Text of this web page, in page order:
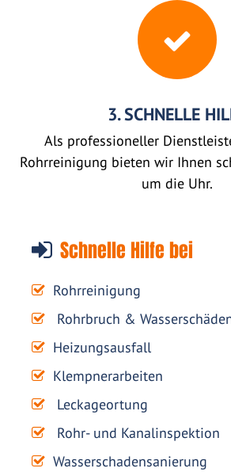
3. SCHNELLE
Als professioneller
Rohrreinigung bieten wir Ihnen
um die Uhr.
Schnelle Hilfe bei
Rohrreinigung
Rohrbruch &
Heizungsausfall
Klempnerarbeiten
Leckageortung
Rohr- und Kanalinspektion
Wasserschadensanierung